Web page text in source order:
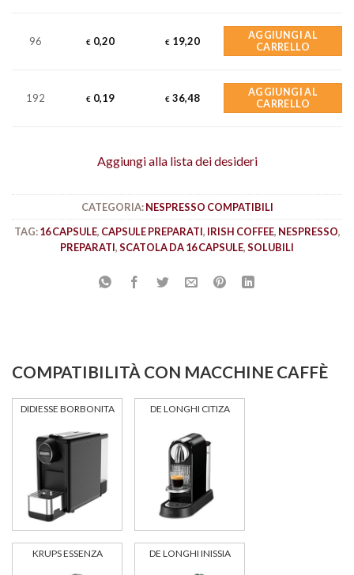
96 €0,20 € 19,20
AGGIUNGI AL
CARRELLO
192 €0,19 € 36,48
AGGIUNGI AL
CARRELLO
Aggiungi alla lista dei desideri
CATEGORIA:NESPRESSO COMPATIBILI
TAG:16 CAPSULE, CAPSULE PREPARATI, IRISH COFFEE, NESPRESSO,
PREPARATI,SCATOLA DA 16 CAPSULE,SOLUBILI
COMPATIBILITÀ CON MACCHINE CAFFÈ
DIDIESSE BORBONITA DE LONGHI CITIZA
KRUPS ESSENZA DE LONGHI INISSIA